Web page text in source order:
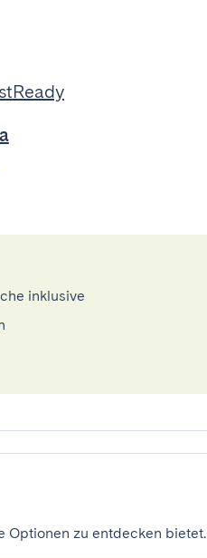
inklusive
Optionen zu entdecken bietet.